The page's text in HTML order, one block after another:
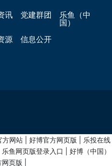
讯 党建群团
乐鱼（中
国）
源 信息公开
方网站 好博官方网页版
乐投在线
乐鱼网页版登录入口
好博（中国）
网页版